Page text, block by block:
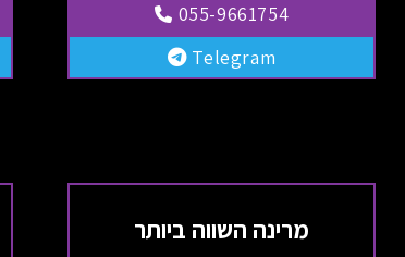
055-9661754
Telegram
מרינה השווה ביותר